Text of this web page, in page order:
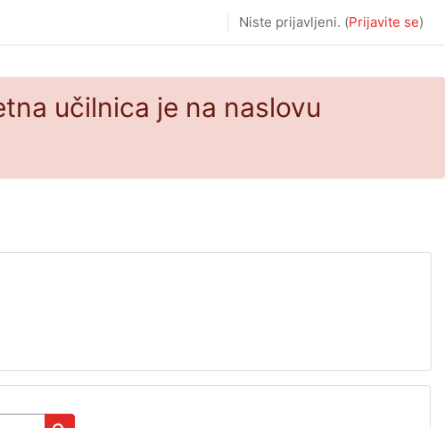
učilnica je na naslovu
Niste prijavljeni. (Prijavite se)